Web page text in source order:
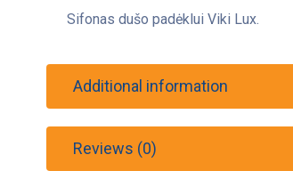
Sifonas dušo padėklui Viki Lux.
Additional information
Reviews (0)